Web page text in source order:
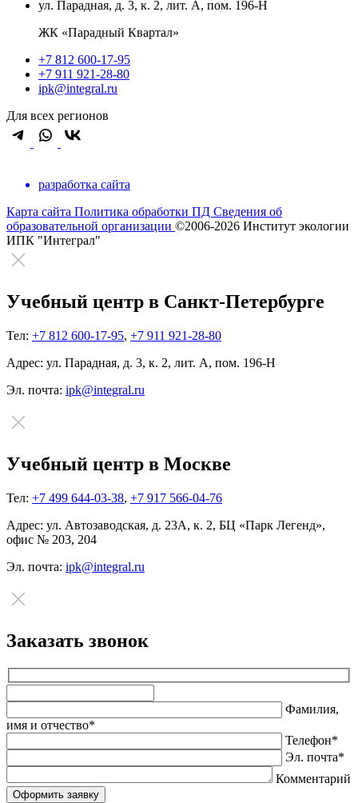
ул. Парадная, д. 3, к. 2, лит. А, пом. 196-Н
ЖК «Парадный Квартал»
+7 812 600-17-95
+7 911 921-28-80
ipk@integral.ru
Для всех регионов
разработка сайта
Карта сайта Политика обработки ПД Сведения об
образовательной организации ©2006-2026 Институт экологии
ИПК "Интеграл"
Учебный центр в Санкт-Петербурге
Тел: +7 812 600-17-95, +7 911 921-28-80
Адрес: ул. Парадная, д. 3, к. 2, лит. А, пом. 196-Н
Эл. почта: ipk@integral.ru
Учебный центр в Москве
Тел: +7 499 644-03-38, +7 917 566-04-76
Адрес: ул. Автозаводская, д. 23А, к. 2, БЦ «Парк Легенд»,
офис № 203, 204
Эл. почта: ipk@integral.ru
Заказать звонок
это
поле
пустым.
Фамилия,
имя и отчество*
Телефон*
Эл. почта*
Комментарий